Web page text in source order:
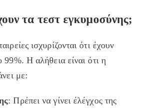
τα τεστ εγκυμοσύνης;
ισχυρίζονται ότι έχουν
99%. Η αλήθεια είναι ότι η
με:
: Πρέπει να γίνει έλέγχος της